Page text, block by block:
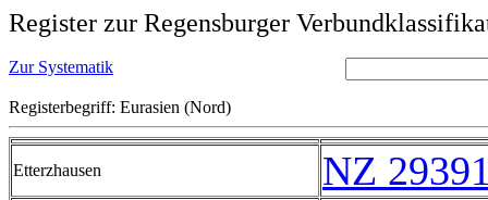
Register zur Regensburger
Zur Systematik
Registerbegriff: Eurasien (Nord)
Etterzhausen NZ